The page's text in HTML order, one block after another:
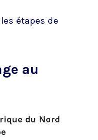
étapes de
au
du Nord